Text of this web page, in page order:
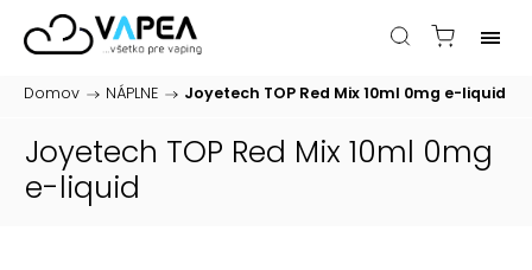
Domov / NÁPLNE / Joyetech TOP Red Mix 10ml 0mg e-liquid
Joyetech TOP Red Mix 10ml 0mg
e-liquid